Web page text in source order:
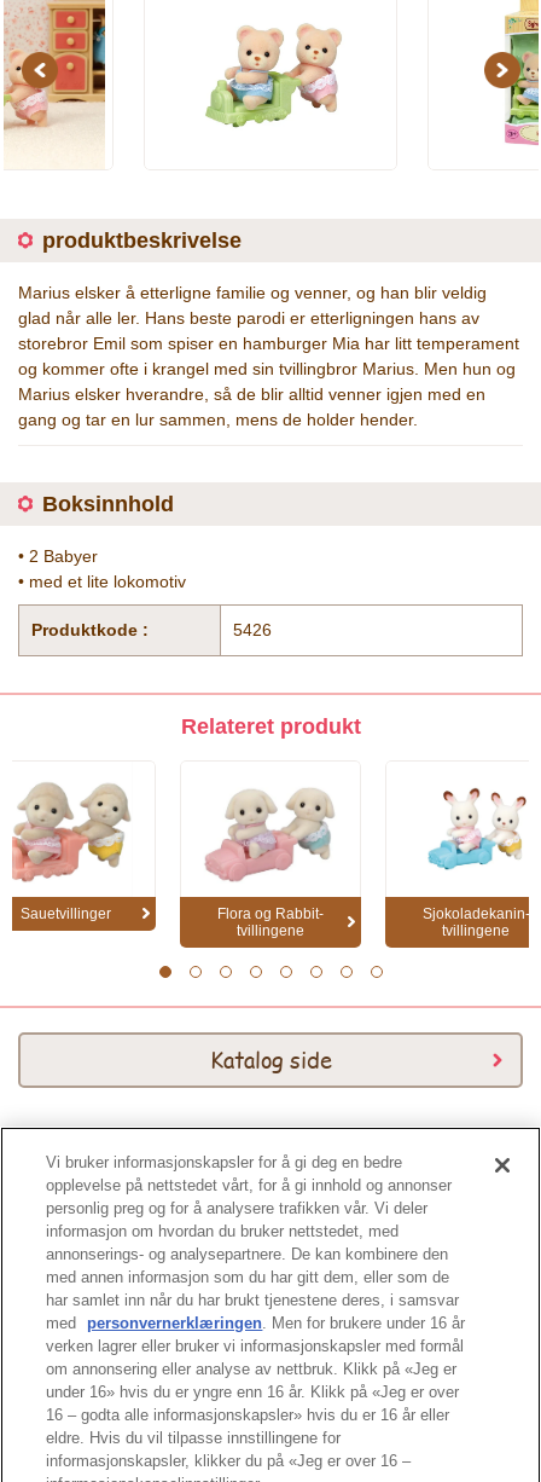
Previous Next
produktbeskrivelse
Marius elsker å etterligne familie og venner, og han blir veldig
glad når alle ler. Hans beste parodi er etterligningen hans av
storebror Emil som spiser en hamburger Mia har litt temperament
og kommer ofte i krangel med sin tvillingbror Marius. Men hun og
Marius elsker hverandre, så de blir alltid venner igjen med en
gang og tar en lur sammen, mens de holder hender.
Boksinnhold
• 2 Babyer
• med et lite lokomotiv
Produktkode : 5426
Relateret produkt
Sauetvillinger
Flora og Rabbit-
tvillingene
Sjokoladekanin-
tvillingene
Katalog side
Katalog 2026
Tuppen av siden
Vi bruker informasjonskapsler for å gi deg en bedre
opplevelse på nettstedet vårt, for å gi innhold og annonser
personlig preg og for å analysere trafikken vår. Vi deler
informasjon om hvordan du bruker nettstedet, med
annonserings- og analysepartnere. De kan kombinere den
med annen informasjon som du har gitt dem, eller som de
har samlet inn når du har brukt tjenestene deres, i samsvar
med
personvernerklæringen. Men for brukere under 16 år
verken lagrer eller bruker vi informasjonskapsler med formål
om annonsering eller analyse av nettbruk. Klikk på «Jeg er
under 16» hvis du er yngre enn 16 år. Klikk på «Jeg er over
16 – godta alle informasjonskapsler» hvis du er 16 år eller
eldre. Hvis du vil tilpasse innstillingene for
informasjonskapsler, klikker du på «Jeg er over 16 –